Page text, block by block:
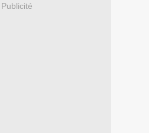
Publicité